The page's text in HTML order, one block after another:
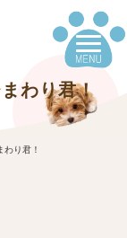
わり君！
り君！